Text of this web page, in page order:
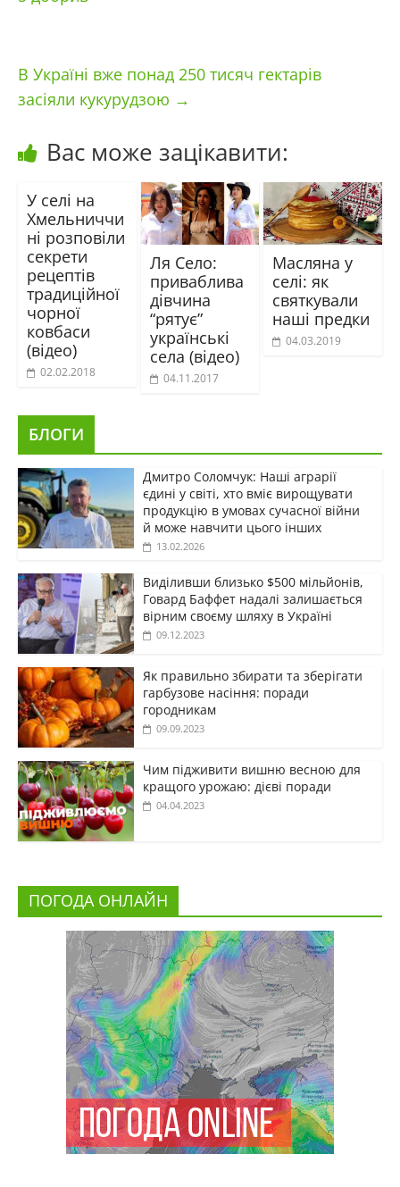
В Україні вже понад 250 тисяч гектарів
засіяли кукурудзою →
Вас може зацікавити:
У селі на
Хмельниччи
ні розповіли
секрети
рецептів
традиційної
чорної
ковбаси
(відео)
02.02.2018
Ля Село:
приваблива
дівчина
“рятує”
українські
села (відео)
04.11.2017
Масляна у
селі: як
святкували
наші предки
04.03.2019
БЛОГИ
Дмитро Соломчук: Наші аграрії
єдині у світі, хто вміє вирощувати
продукцію в умовах сучасної війни
й може навчити цього інших
13.02.2026
Виділивши близько $500 мільйонів,
Говард Баффет надалі залишається
вірним своєму шляху в Україні
09.12.2023
Як правильно збирати та зберігати
гарбузове насіння: поради
городникам
09.09.2023
Чим підживити вишню весною для
кращого урожаю: дієві поради
04.04.2023
ПОГОДА ОНЛАЙН